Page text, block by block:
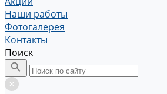
Наши работы
Фотогалерея
Контакты
Поиск